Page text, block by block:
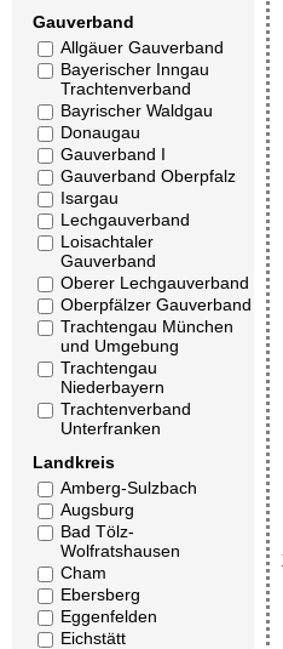
Gauverband
Allgäuer Gauverband
Bayerischer Inngau
Trachtenverband
Bayrischer Waldgau
Donaugau
Gauverband I
Gauverband Oberpfalz
Isargau
Lechgauverband
Loisachtaler
Gauverband
Oberer Lechgauverband
Oberpfälzer Gauverband
Trachtengau München
und Umgebung
Trachtengau
Niederbayern
Trachtenverband
Unterfranken
Landkreis
Amberg-Sulzbach
Augsburg
Bad Tölz-
Wolfratshausen
Cham
Ebersberg
Eggenfelden
Eichstätt